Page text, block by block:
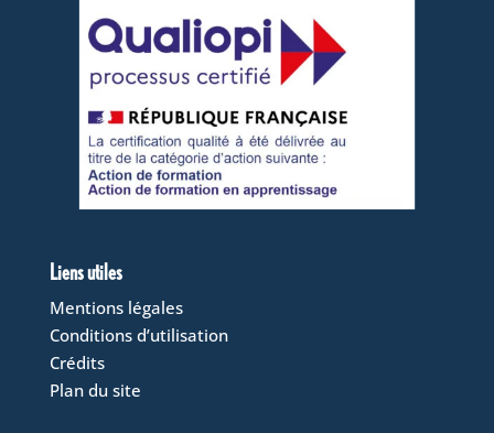
Liens utiles
Mentions légales
Conditions d’utilisation
Crédits
Plan du site